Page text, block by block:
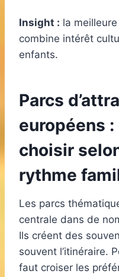
Insight : la
combine intérêt
enfants.
Parcs
européens
choisir
rythme
Les parcs
centrale dans de
Ils créent des
souvent l’itinéraire.
faut croiser les